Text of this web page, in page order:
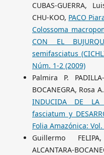
CUBAS-GUERRA,
CHU-KOO, PACO
Colossoma
CON EL
semifasciatus
Núm. 1-2 (2009)
Palmira P.
BOCANEGRA, Rosa
INDUCIDA DE LA
fasciatum y
Folia Amazónica:
Guillermo
ALCANTARA-